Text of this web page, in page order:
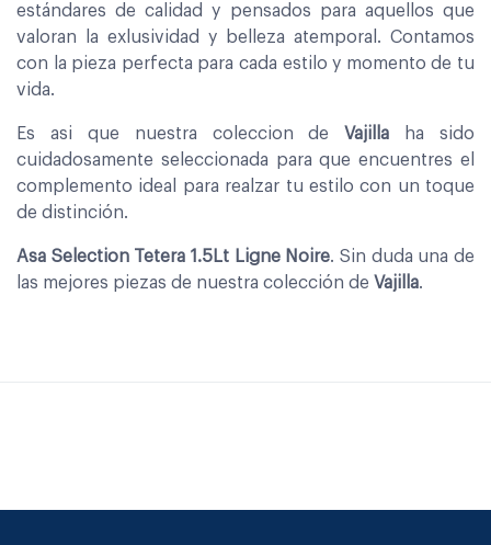
estándares de calidad y pensados para aquellos que
valoran la exlusividad y belleza atemporal. Contamos
con la pieza perfecta para cada estilo y momento de tu
vida.
Es asi que nuestra coleccion deVajilla ha sido
cuidadosamente seleccionada para que encuentres el
complemento ideal para realzar tu estilo con un toque
de distinción.
Asa Selection Tetera 1.5Lt Ligne Noire. Sin duda una de
las mejores piezas de nuestra colección de Vajilla.